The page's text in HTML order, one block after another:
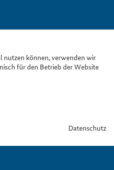
nutzen können, verwenden wir
für den Betrieb der Website
Datenschutz